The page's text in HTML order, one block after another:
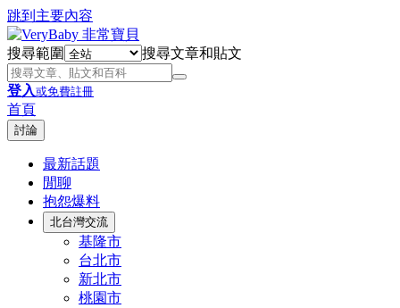
跳到主要內容
搜尋範圍 搜尋文章和貼文
登入或免費註冊
首頁
討論
最新話題
閒聊
抱怨爆料
北台灣交流
基隆市
台北市
新北市
桃園市